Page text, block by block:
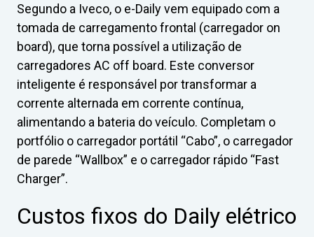
Segundo a Iveco, o e-Daily vem equipado com a
tomada de carregamento frontal (carregador on
board), que torna possível a utilização de
carregadores AC off board. Este conversor
inteligente é responsável por transformar a
corrente alternada em corrente contínua,
alimentando a bateria do veículo. Completam o
portfólio o carregador portátil “Cabo”, o carregador
de parede “Wallbox” e o carregador rápido “Fast
Charger”.
Custos fixos do Daily elétrico